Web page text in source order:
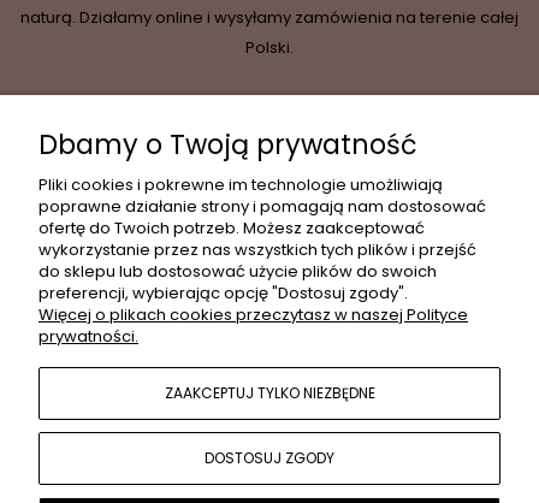
naturą. Działamy online i wysyłamy zamówienia na terenie całej
Polski.
INFORMACJE
MOJE KONTO
POPULARNE KATEGORIE
Dbamy o Twoją prywatność
Pliki cookies i pokrewne im technologie umożliwiają
poprawne działanie strony i pomagają nam dostosować
ofertę do Twoich potrzeb. Możesz zaakceptować
wykorzystanie przez nas wszystkich tych plików i przejść
do sklepu lub dostosować użycie plików do swoich
preferencji, wybierając opcję "Dostosuj zgody".
Więcej o plikach cookies przeczytasz w naszej Polityce
prywatności.
ZAAKCEPTUJ TYLKO NIEZBĘDNE
DOSTOSUJ ZGODY